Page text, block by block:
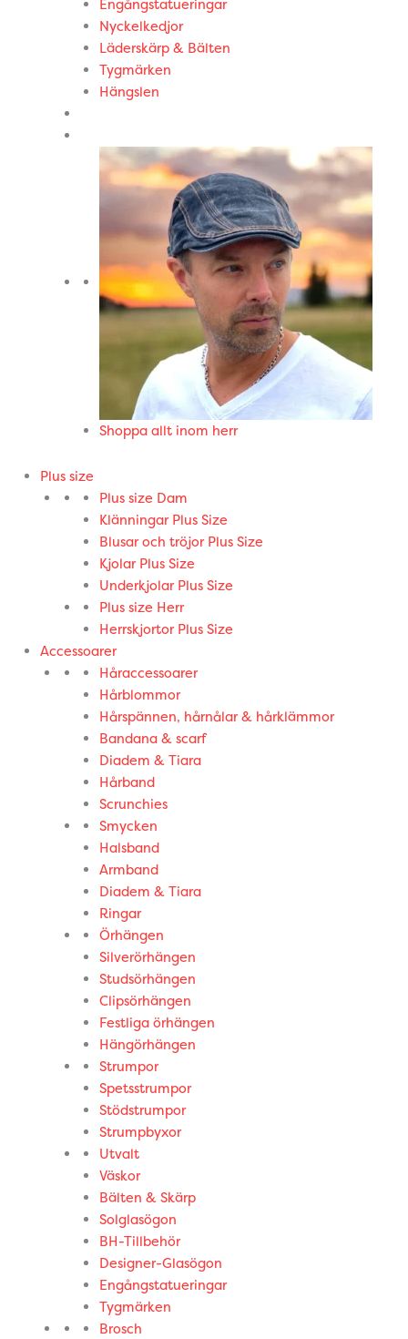
Engångstatueringar
Nyckelkedjor
Läderskärp & Bälten
Tygmärken
Hängslen
Shoppa allt inom herr
Plus size
Plus size Dam
Klänningar Plus Size
Blusar och tröjor Plus Size
Kjolar Plus Size
Underkjolar Plus Size
Plus size Herr
Herrskjortor Plus Size
Accessoarer
Håraccessoarer
Hårblommor
Hårspännen, hårnålar & hårklämmor
Bandana & scarf
Diadem & Tiara
Hårband
Scrunchies
Smycken
Halsband
Armband
Diadem & Tiara
Ringar
Örhängen
Silverörhängen
Studsörhängen
Clipsörhängen
Festliga örhängen
Hängörhängen
Strumpor
Spetsstrumpor
Stödstrumpor
Strumpbyxor
Utvalt
Väskor
Bälten & Skärp
Solglasögon
BH-Tillbehör
Designer-Glasögon
Engångstatueringar
Tygmärken
Brosch